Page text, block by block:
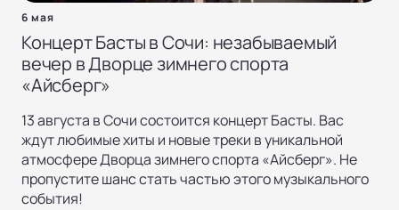
6 мая
Концерт Басты в Сочи: незабываемый
вечер в Дворце зимнего спорта
«Айсберг»
13 августа в Сочи состоится концерт Басты. Вас
ждут любимые хиты и новые треки в уникальной
атмосфере Дворца зимнего спорта «Айсберг». Не
пропустите шанс стать частью этого музыкального
события!